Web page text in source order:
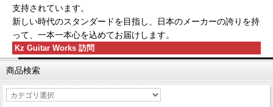
支持されています。
新しい時代のスタンダードを目指し、日本のメーカーの誇りを持
って、一本一本心を込めてお届けします。
Kz Guitar Works 訪問
商品検索